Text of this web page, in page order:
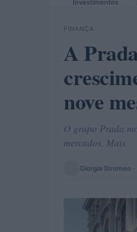
Investimentos
FINANÇA
A
nove
O grupo Prada
mercados. Mais
Giorgia Stromeo ·